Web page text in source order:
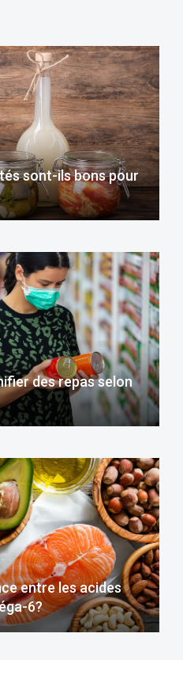
sont-ils bons pour
des repas selon
entre les acides
6?